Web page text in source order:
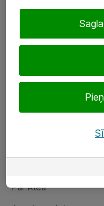
eShop@atea.lv
Sekojiet mums
Par Atea
Par Atea